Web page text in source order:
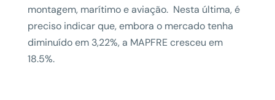
montagem, marítimo e aviação. Nesta última, é
preciso indicar que, embora o mercado tenha
diminuído em 3,22%, a MAPFRE cresceu em
18.5%.